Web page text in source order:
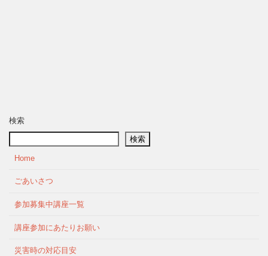
検索
検索
Home
ごあいさつ
参加募集中講座一覧
講座参加にあたりお願い
災害時の対応目安